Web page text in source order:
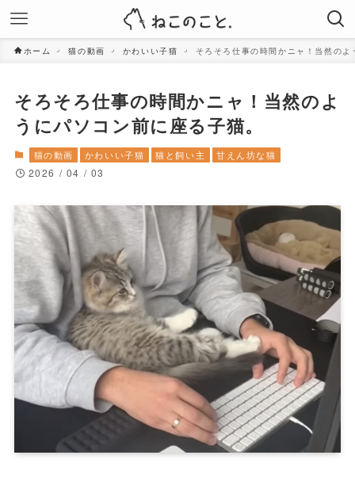
ホーム 猫の動画 かわいい子猫 そろそろ仕事の時間かニャ！当然の
そろそろ仕事の時間かニャ！当然のよ
うにパソコン前に座る子猫。
猫の動画 かわいい子猫 猫と飼い主 甘えん坊な猫
2026 / 04 / 03